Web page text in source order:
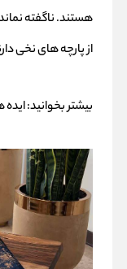
هستند. ناگفته
از پارچه های نخی
بیشتر بخوانید:ایده